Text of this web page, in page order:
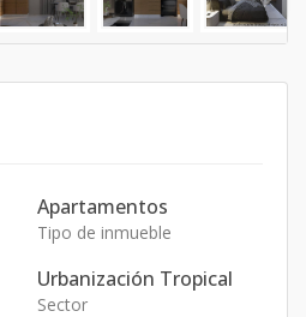
Apartamentos
Tipo de inmueble
Urbanización Tropical
Sector